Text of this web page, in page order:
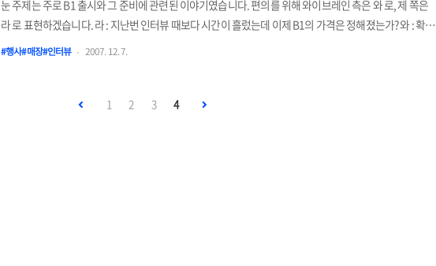
눈 주제는 주로 B1 출시와 그 준비에 관련된 이야기였습니다. 편의를 위해 와이브레인 측은 와 로, 제 쪽은
라 로 표현하겠습니다. 라 : 지난번 인터뷰 때보다 시간이 흘렀는데 이제 B1의 가격은 정해졌는가? 와 : 확정
되지 않았지만 대략의 윤곽은 말해 줄 수 있다. B1의 가격은 기본형(메모리 512MB/하드디스크 30GB)은
이다. 12월 중 예약판매를 먼저 시작하고 아무리..
#행사#매장#인터뷰 2007. 12. 7.
1 2 3 4